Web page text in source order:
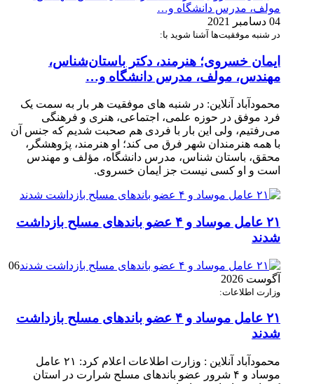
04 دسامبر 2021
در شنبه موفقیت‌ها آشنا شوید با:
ایمان خسروی؛ هنرمند، دکتر باستان‌شناس،
مهندس، مولف، مدرس دانشگاه و…
محمودآباد آنلاین: در شنبه های موفقیت هر بار به سمت یک
فرد موفق در حوزه علمی، اجتماعی، هنری و فرهنگی
می‌رفتیم، ولی این بار با فردی هم صحبت شدیم که جنس آن
با همه هنرمندان شهر فرق می کند؛ او هنرمند، پژوهشگر،
محقق، باستان شناس، مدرس دانشگاه، مؤلف و مهندس
است و او کسی نیست جز ایمان خسروی.
۲۱ عامل موساد و ۴ عضو باند‌های مسلح بازداشت
شدند
06
آگوست 2026
وزارت اطلاعات:
۲۱ عامل موساد و ۴ عضو باند‌های مسلح بازداشت
شدند
محمودآباد آنلاین : وزارت اطلاعات اعلام کرد: ۲۱ عامل
موساد و ۴ شرور عضو باند‌های مسلح شرارت در استان